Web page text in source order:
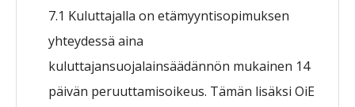
7.1 Kuluttajalla on etämyyntisopimuksen
yhteydessä aina
kuluttajansuojalainsäädännön mukainen 14
päivän peruuttamisoikeus. Tämän lisäksi OiE